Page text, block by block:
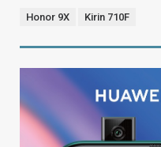
Honor 9X Kirin 710F